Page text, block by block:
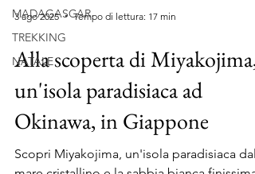
MADAGASCAR
TREKKING
NATALE
3 ago 2025 Tempo di lettura: 17 min
Alla scoperta di Miyakojima,
un'isola paradisiaca ad
Okinawa, in Giappone